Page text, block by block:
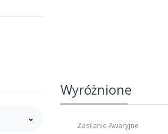
Wyróżnione
Zasilanie Awaryjne